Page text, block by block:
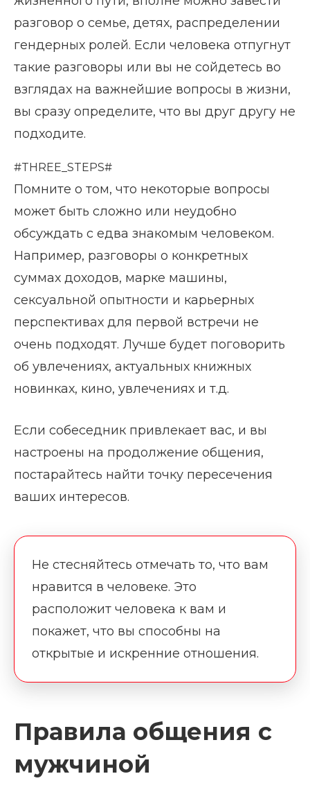
разговор о семье, детях, распределении
гендерных ролей. Если человека отпугнут
такие разговоры или вы не сойдетесь во
взглядах на важнейшие вопросы в жизни,
вы сразу определите, что вы друг другу не
подходите.
#THREE_STEPS#
Помните о том, что некоторые вопросы
может быть сложно или неудобно
обсуждать с едва знакомым человеком.
Например, разговоры о конкретных
суммах доходов, марке машины,
сексуальной опытности и карьерных
перспективах для первой встречи не
очень подходят. Лучше будет поговорить
об увлечениях, актуальных книжных
новинках, кино, увлечениях и т.д.
Если собеседник привлекает вас, и вы
настроены на продолжение общения,
постарайтесь найти точку пересечения
ваших интересов.
Не стесняйтесь отмечать то, что вам
нравится в человеке. Это
расположит человека к вам и
покажет, что вы способны на
открытые и искренние отношения.
Правила общения с
мужчиной